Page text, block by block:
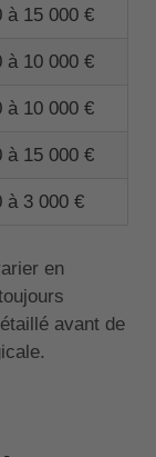
à 15 000 €
à 10 000 €
à 10 000 €
à 15 000 €
à 3 000 €
en
avant de